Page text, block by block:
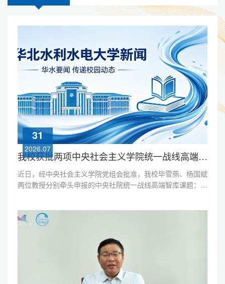
我校获批两项中央社会主义学院统一战线高端智库课题
近日，经中央社会主义学院党组会批准，我校毕雪燕、杨国斌
两位教授分别牵头申报的中央社院统一战线高端智库课题：
两项课题紧扣新时代统一战线工作的核心命题，分别以“两个
结合”“文化主体性”为研究切入点，深入阐释两个结合”与统一
战线理论的溯源、文化认同与政治共识的内在关联，旨在为巩
31
2026.07